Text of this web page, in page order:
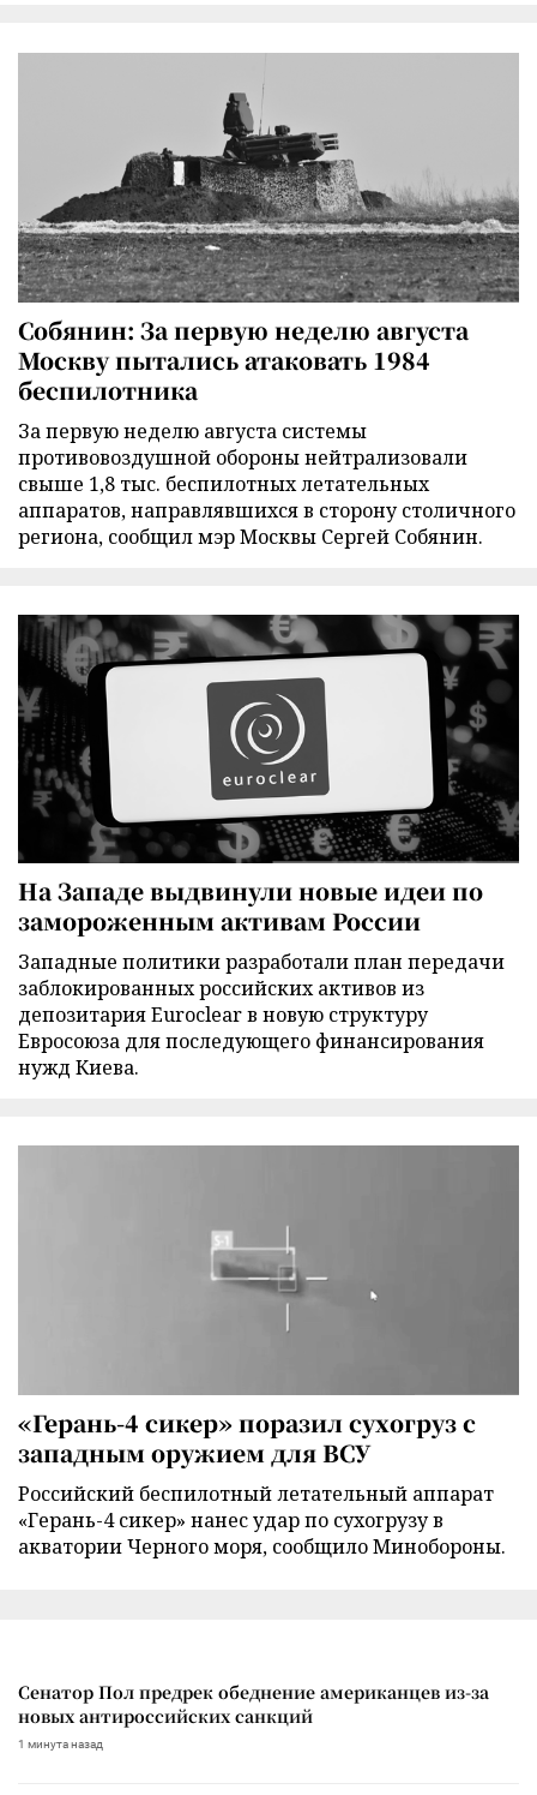
Собянин: За первую неделю августа
Москву пытались атаковать 1984
беспилотника
За первую неделю августа системы
противовоздушной обороны нейтрализовали
свыше 1,8 тыс. беспилотных летательных
аппаратов, направлявшихся в сторону столичного
региона, сообщил мэр Москвы Сергей Собянин.
На Западе выдвинули новые идеи по
замороженным активам России
Западные политики разработали план передачи
заблокированных российских активов из
депозитария Euroclear в новую структуру
Евросоюза для последующего финансирования
нужд Киева.
«Герань-4 сикер» поразил сухогруз с
западным оружием для ВСУ
Российский беспилотный летательный аппарат
«Герань-4 сикер» нанес удар по сухогрузу в
акватории Черного моря, сообщило Минобороны.
Сенатор Пол предрек обеднение американцев из-за
новых антироссийских санкций
1 минута назад